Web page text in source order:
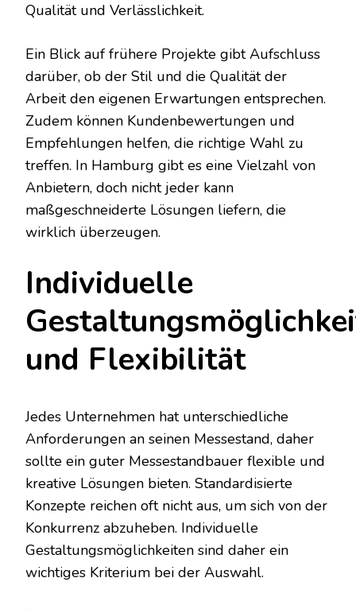
Qualität und Verlässlichkeit.
Ein Blick auf frühere Projekte gibt Aufschluss
darüber, ob der Stil und die Qualität der
Arbeit den eigenen Erwartungen entsprechen.
Zudem können Kundenbewertungen und
Empfehlungen helfen, die richtige Wahl zu
treffen. In Hamburg gibt es eine Vielzahl von
Anbietern, doch nicht jeder kann
maßgeschneiderte Lösungen liefern, die
wirklich überzeugen.
Individuelle
und Flexibilität
Jedes Unternehmen hat unterschiedliche
Anforderungen an seinen Messestand, daher
sollte ein guter Messestandbauer flexible und
kreative Lösungen bieten. Standardisierte
Konzepte reichen oft nicht aus, um sich von der
Konkurrenz abzuheben. Individuelle
Gestaltungsmöglichkeiten sind daher ein
wichtiges Kriterium bei der Auswahl.